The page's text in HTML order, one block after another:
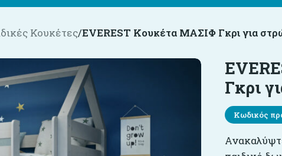
Κουκέτες/EVEREST Κουκέτα ΜΑΣΙΦ Γκρι για
Γκρι
Κωδικός